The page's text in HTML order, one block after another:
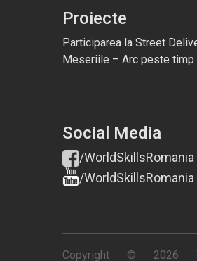
Proiecte
Participarea la Street
Meseriile – Arc peste timp
Social Media
/WorldSkillsRomania
/WorldSkillsRomania
Copyright © 2026